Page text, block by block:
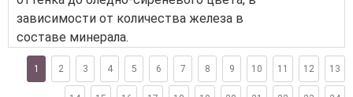
зависимости от количества железа в
составе минерала.
1 2 3 4 5 6 7 8 9 10 11 12 13